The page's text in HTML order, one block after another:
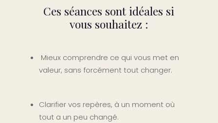
Ces séances sont idéales si
vous souhaitez :
Mieux comprendre ce qui vous met en
valeur, sans forcément tout changer.
Clarifier vos repères, à un moment où
tout a un peu changé.